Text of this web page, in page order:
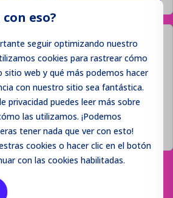
eso?
seguir optimizando nuestro
cookies para rastrear cómo
web y qué más podemos hacer
con nuestro sitio sea fantástica.
privacidad puedes leer más sobre
las utilizamos. ¡Podemos
tener nada que ver con esto!
cookies o hacer clic en el botón
con las cookies habilitadas.
PID Lamp Cleaning
Iniciar sesión